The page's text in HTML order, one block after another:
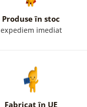
Produse în stoc
expediem imediat
Fabricat în UE